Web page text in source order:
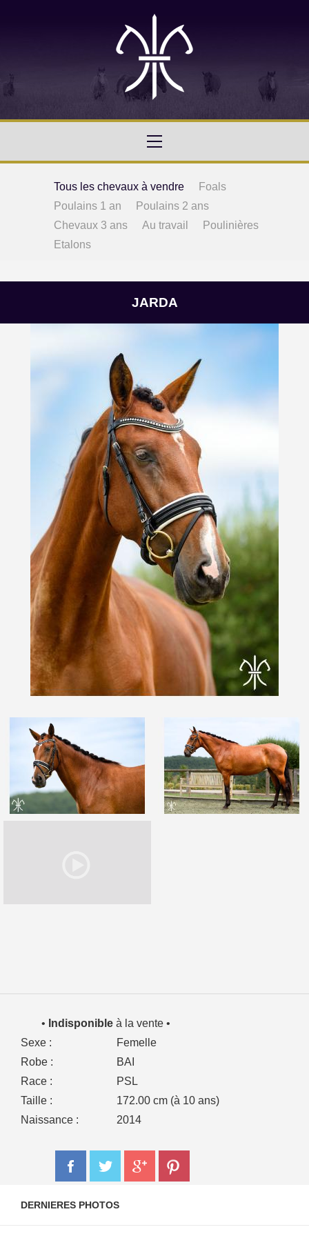
Tous les chevaux à vendre
Foals
Poulains 1 an
Poulains 2 ans
Chevaux 3 ans
Au travail
Poulinières
Etalons
JARDA
• Indisponible à la vente •
Sexe :
Femelle
Robe :
BAI
Race :
PSL
Taille :
172.00 cm (à 10 ans)
Naissance :
2014
DERNIERES PHOTOS